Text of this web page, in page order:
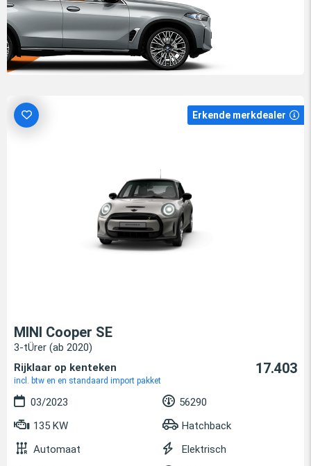
Erkende merkdealer
MINI Cooper SE
3-tÜrer (ab 2020)
Rijklaar op kenteken
incl. btw en en standaard import pakket
17.403
03/2023
56290
135 KW
Hatchback
Automaat
Elektrisch